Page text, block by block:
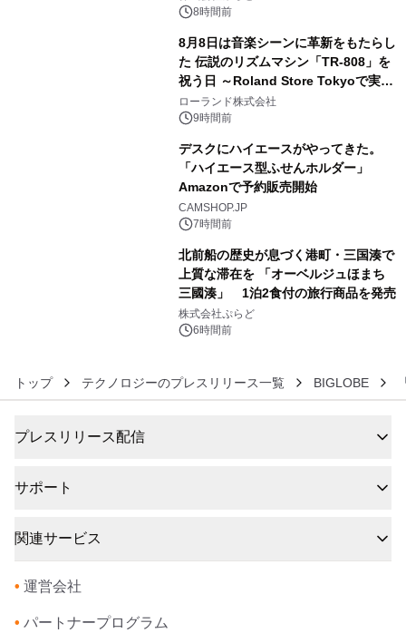
素泊りプラン
8時間前
8月8日は音楽シーンに革新をもたらし
た 伝説のリズムマシン「TR-808」を
祝う日 ～Roland Store Tokyoで実機
を展示しての 記念キャンペーンを開
催 英国ラジオ「NTS」の 特別プログ
アーティストを フィーチャーしたアニ
メーションを公開～
ローランド株式会社
9時間前
デスクにハイエースがやってきた。
「ハイエース型ふせんホルダー」
Amazonで予約販売開始
CAMSHOP.JP
7時間前
北前船の歴史が息づく港町・三国湊で
上質な滞在を 「オーベルジュほまち
三國湊」 1泊2食付の旅行商品を発売
株式会社ぷらど
6時間前
トップ テクノロジーのプレスリリース一覧 BIGLOBE
プレスリリース配信
サポート
関連サービス
• 運営会社
• パートナープログラム